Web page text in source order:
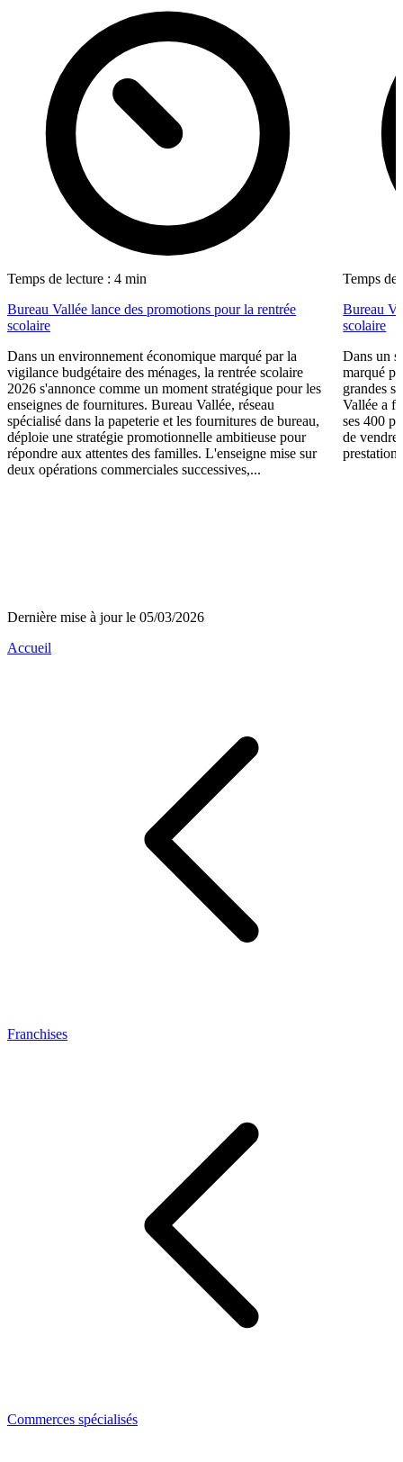
Temps de lecture : 4 min
Bureau Vallée lance des promotions pour la rentrée
scolaire
Dans un environnement économique marqué par la
vigilance budgétaire des ménages, la rentrée scolaire
2026 s'annonce comme un moment stratégique pour les
enseignes de fournitures. Bureau Vallée, réseau
spécialisé dans la papeterie et les fournitures de bureau,
déploie une stratégie promotionnelle ambitieuse pour
répondre aux attentes des familles. L'enseigne mise sur
deux opérations commerciales successives,...
Temps de
Bureau
scolaire
Dans un
marqué
grandes
Vallée a
ses 400
de vendre
Dernière mise à jour le 05/03/2026
Accueil
Franchises
Commerces spécialisés